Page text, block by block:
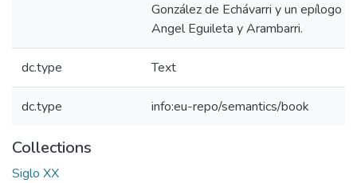
González de Echávarri y un epílogo
Angel Eguileta y Arambarri.
dc.type Text
dc.type info:eu-repo/semantics/book
Collections
Siglo XX